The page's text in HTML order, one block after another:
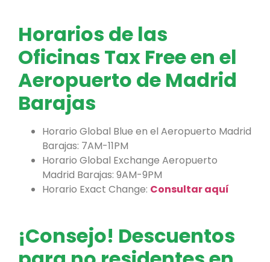
Horarios de las
Oficinas Tax Free en el
Aeropuerto de Madrid
Barajas
Horario Global Blue en el Aeropuerto Madrid
Barajas: 7AM-11PM
Horario Global Exchange Aeropuerto
Madrid Barajas: 9AM-9PM
Horario Exact Change: Consultar aquí
¡Consejo! Descuentos